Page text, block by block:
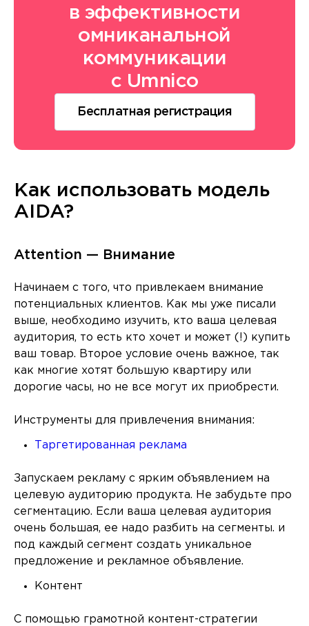
в эффективности
омниканальной
коммуникации
с Umnico
Бесплатная регистрация
Как использовать модель
AIDA?
Attention — Внимание
Начинаем с того, что привлекаем внимание
потенциальных клиентов. Как мы уже писали
выше, необходимо изучить, кто ваша целевая
аудитория, то есть кто хочет и может (!) купить
ваш товар. Второе условие очень важное, так
как многие хотят большую квартиру или
дорогие часы, но не все могут их приобрести.
Инструменты для привлечения внимания:
Таргетированная реклама
Запускаем рекламу с ярким объявлением на
целевую аудиторию продукта. Не забудьте про
сегментацию. Если ваша целевая аудитория
очень большая, ее надо разбить на сегменты. и
под каждый сегмент создать уникальное
предложение и рекламное объявление.
Контент
С помощью грамотной контент-стратегии